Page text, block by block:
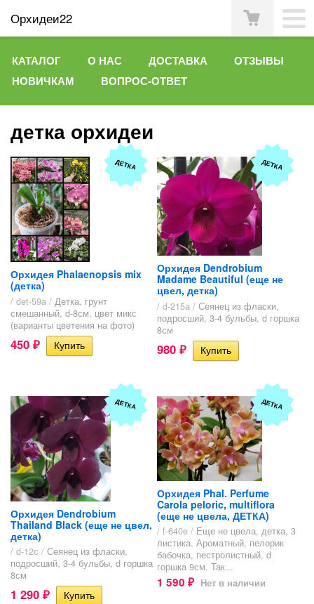
Орхидеи22
КАТАЛОГ О НАС ДОСТАВКА
ОТЗЫВЫ
НОВИЧКАМ
ВОПРОС-ОТВЕТ
детка орхидеи
ДЕТКА
Орхидея Phalaenopsis mix
(детка)
/ det-59a / Детка, грунт
смешанный, d-8см, цвет микс
(варианты цветения на фото)
450 ₽
ДЕТКА
Орхидея Dendrobium
Madame Beautiful (еще не
цвел, детка)
/ d-215а / Сеянец из фласки,
подросший, 3-4 бульбы, d горшка
8см
980 ₽
ДЕТКА
Орхидея Dendrobium
Thailand Black (еще не цвел,
детка)
/ d-12с / Сеянец из фласки,
подросший, 3-4 бульбы, d горшка
8см
1 290 ₽
ДЕТКА
Орхидея Phal. Perfume
Carola peloric, multiflora
(еще не цвела, ДЕТКА)
/ f-640e / Еще не цвела, детка, 3
листика. Ароматный, пелорик
бабочка, пестролистный, d
горшка 9см. Так...
1 590 ₽ Нет в наличии